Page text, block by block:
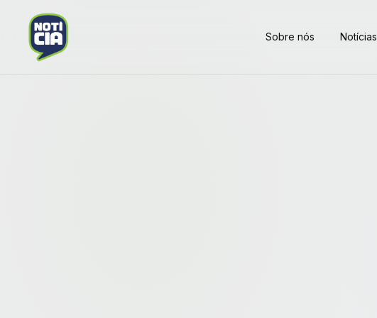
Sobre nós Notícias